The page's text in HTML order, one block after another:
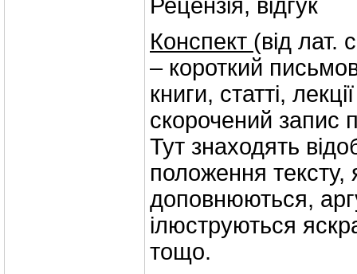
Рецензія, відгук
Конспект (від лат.
– короткий
книги, статті,
скорочений запис
Тут знаходять
положення тексту,
доповнюються,
ілюструються
тощо.